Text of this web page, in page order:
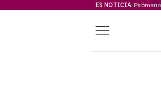
ES NOTICIA
Menú